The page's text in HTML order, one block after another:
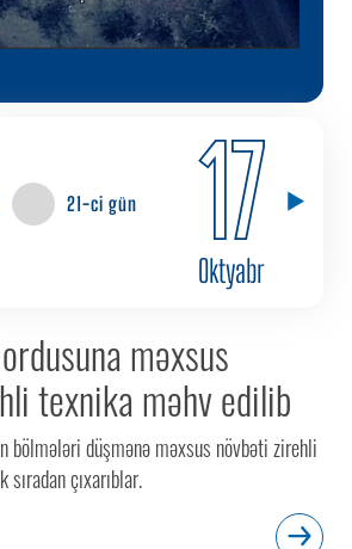
21-ci gün 17
Oktyabr
məxsus
texnika məhv edilib
bölmələri düşmənə məxsus növbəti zirehli
çıxarıblar.